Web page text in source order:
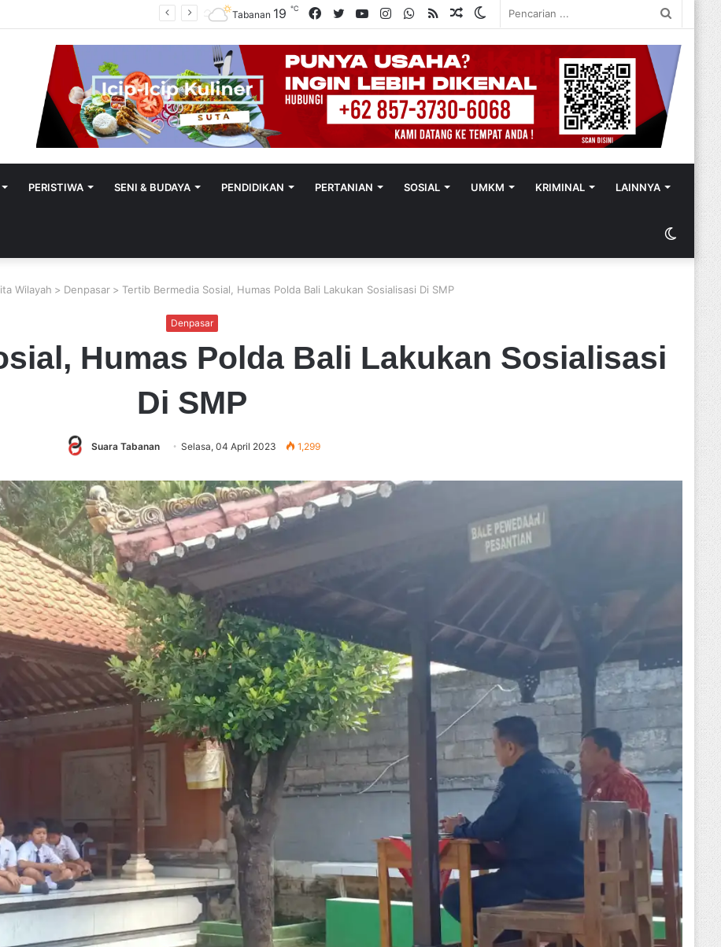
Switch
Random
RSS
WhatsApp
Instagram
YouTube
Twitter
Facebook
Tabanan 19℃
PERISTIWA SENI & BUDAYA PENDIDIKAN PERTANIAN SOSIAL UMKM KRIMINAL LAINNYA
Switch
skin
Wilayah > Denpasar > Tertib Bermedia Sosial, Humas Polda Bali Lakukan Sosialisasi Di SMP
Denpasar
Humas Polda Bali Lakukan Sosialisasi
Di SMP
Suara Tabanan Selasa, 04 April 2023 1,299